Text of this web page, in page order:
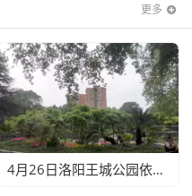
更多
4月26日洛阳王城公园依然卖票 当天